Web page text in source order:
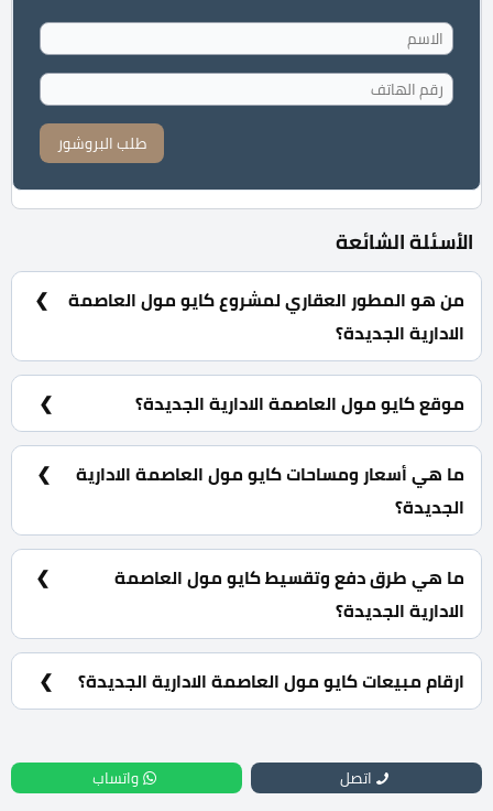
طلب البروشور
الأسئلة الشائعة
من هو المطور العقاري لمشروع كايو مول العاصمة
الادارية الجديدة؟
شركة كونتكت للتطوير العقاري Contact Development.
موقع كايو مول العاصمة الادارية الجديدة؟
كايو مول العاصمة الادارية الجديدة يقع في منطقة التنزه
والتسوق وهي اخر قطعة ارض في منطقة الداون تاون.
ما هي أسعار ومساحات كايو مول العاصمة الادارية
الجديدة؟
محلات تجارية تبدأ مساحتها من 41 متر مربع كما يبدأ سعرها
من 9,020,000 جنية.
ما هي طرق دفع وتقسيط كايو مول العاصمة
الادارية الجديدة؟
15% مقدم حجز و أيضا تقسيط الباقي من المبلغ بالتساوي
على 6 سنوات بالتساوي.
ارقام مبيعات كايو مول العاصمة الادارية الجديدة؟
للحجز والاستعلام اتصل بنا على : 01060626827
اتصل واتساب